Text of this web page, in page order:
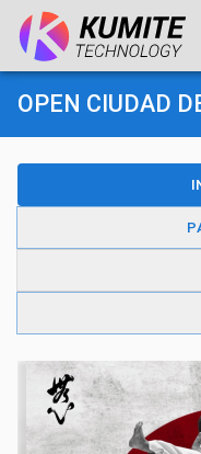
OPEN CIUDAD